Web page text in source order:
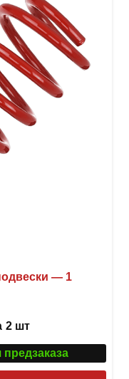
— 1
2 шт